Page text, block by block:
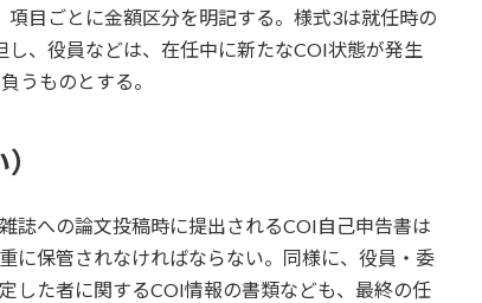
目ごとに金額区分を明記する。様式3は就任時の
、役員などは、在任中に新たなCOI状態が発生
うものとする。
誌への論文投稿時に提出されるCOI自己申告書は
に保管されなければならない。同様に、役員・委
した者に関するCOI情報の書類なども、最終の任